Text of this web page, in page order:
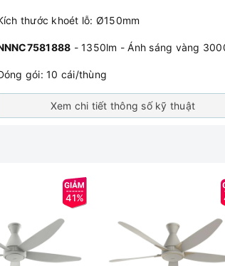
thước khoét lỗ: Ø150mm
- 1350lm - Ánh sáng vàng
gói: 10 cái/thùng
Xem chi tiết thông số kỹ thuật
41%